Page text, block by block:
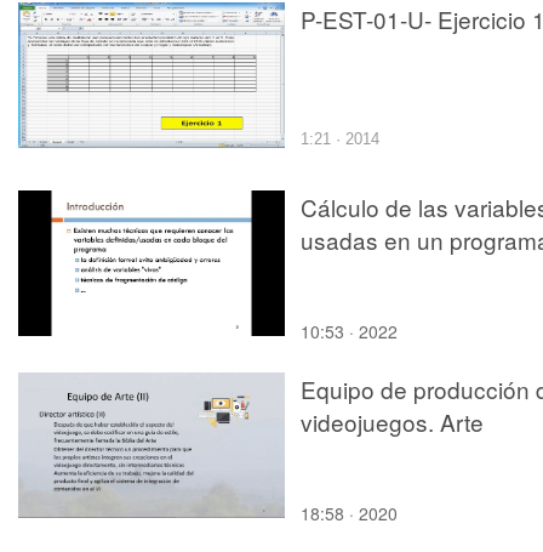
P-EST-01-U- Ejercicio
1:21 · 2014
Cálculo de las
usadas en un
10:53 · 2022
Equipo de producción
videojuegos. Arte
18:58 · 2020